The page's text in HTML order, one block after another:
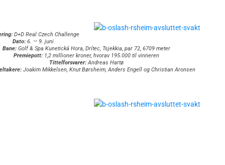
D+D Real Czech Challenge
Dato: 6. — 9. juni
Bane: Golf & Spa Kunetická Hora, Drítec, Tsjekkia, par 72, 6709 meter
Premiepott: 1,2 millioner kroner, hvorav 195.000 til vinneren
Tittelforsvarer:Andreas Hartø
Joakim Mikkelsen, Knut Børsheim, Anders Engell og Christian Aronsen